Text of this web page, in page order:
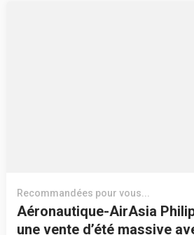
Recommandées pour vous...
Aéronautique-AirAsia
une vente d’été massive